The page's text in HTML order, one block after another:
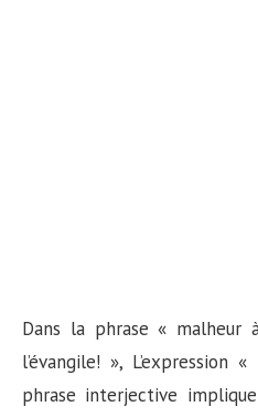
Dans la phrase « malheur
l’évangile! »,
phrase interjective